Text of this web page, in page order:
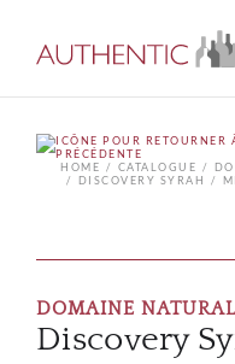
HOME
CATALOGUE
DISCOVERY SYRAH
DOMAINE
Discovery